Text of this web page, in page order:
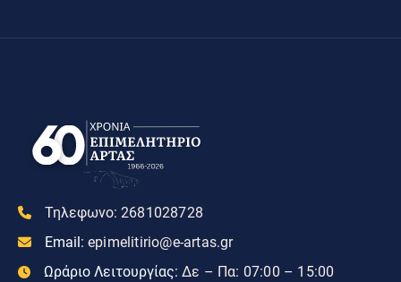
Τηλεφωνο: 2681028728
Email: epimelitirio@e-artas.gr
Ωράριο Λειτουργίας: Δε – Πα: 07:00 – 15:00